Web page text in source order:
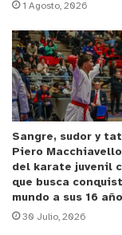
actividad física,
circunstancia previa
En los aspectos
restaurantes y
en espacios
mayores de 75
quienes lo deseen,
excepto hacia
además está
recreativas de
de queda, período
1 Agosto, 2026
Sangre, sudor y
Piero
del karate juvenil
que busca
mundo a sus 16
30 Julio, 2026